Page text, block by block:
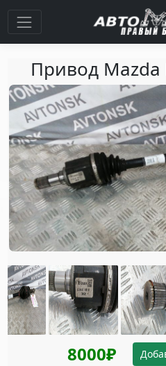
Привод Mazda
8000₽